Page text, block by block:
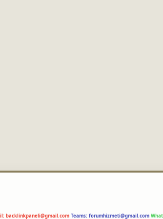
backlinkpaneli@gmail.com Teams: forumhizmeti@gmail.com